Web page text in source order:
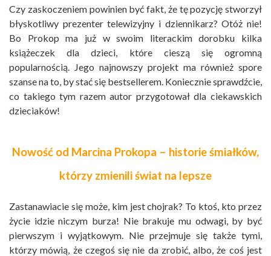
Czy zaskoczeniem powinien być fakt, że tę pozycję stworzył
błyskotliwy prezenter telewizyjny i dziennikarz? Otóż nie!
Bo Prokop ma już w swoim literackim dorobku kilka
książeczek dla dzieci, które cieszą się ogromną
popularnością. Jego najnowszy projekt ma również spore
szanse na to, by stać się bestsellerem. Koniecznie sprawdźcie,
co takiego tym razem autor przygotował dla ciekawskich
dzieciaków!
Nowość od Marcina Prokopa – historie śmiałków,
którzy zmienili świat na lepsze
Zastanawiacie się może, kim jest chojrak? To ktoś, kto przez
życie idzie niczym burza! Nie brakuje mu odwagi, by być
pierwszym i wyjątkowym. Nie przejmuje się także tymi,
którzy mówią, że czegoś się nie da zrobić, albo, że coś jest